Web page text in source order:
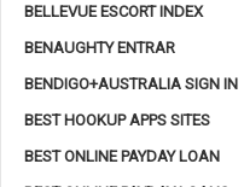
BELLEVUE ESCORT INDEX
BENAUGHTY ENTRAR
BENDIGO+AUSTRALIA SIGN IN
BEST HOOKUP APPS SITES
BEST ONLINE PAYDAY LOAN